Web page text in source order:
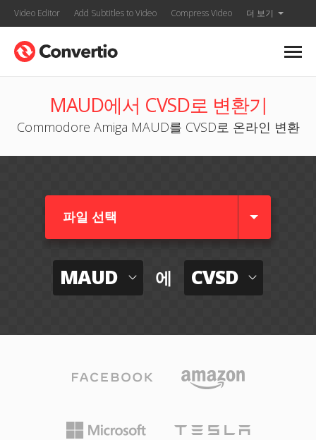
Video Editor Add Subtitles to Video Compress Video 더 보기
MAUD에서 CVSD로 변환기
Commodore Amiga MAUD를 CVSD로 온라인 변환
파일 선택
MAUD 에 CVSD